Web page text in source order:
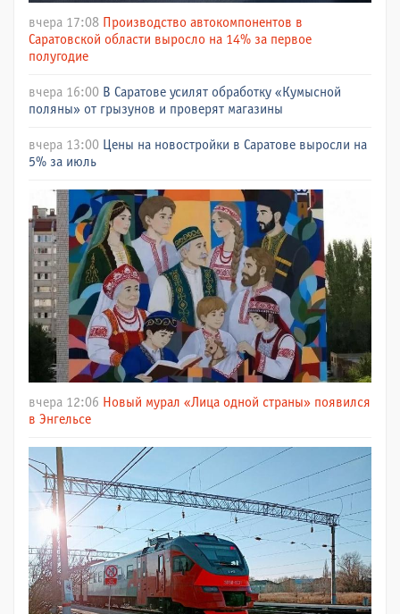
вчера 17:08 Производство автокомпонентов в
Саратовской области выросло на 14% за первое
полугодие
вчера 16:00 В Саратове усилят обработку «Кумысной
поляны» от грызунов и проверят магазины
вчера 13:00
Цены на новостройки в Саратове выросли на
5% за июль
вчера 12:06 Новый мурал «Лица одной страны» появился
в Энгельсе